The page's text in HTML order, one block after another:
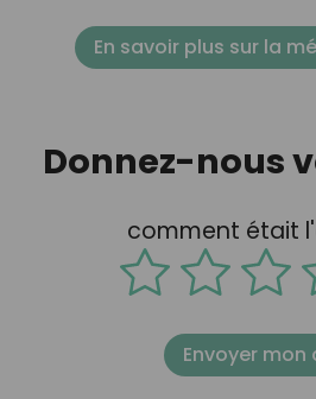
En savoir plus sur la
Donnez-nous
comment était
Envoyer mon